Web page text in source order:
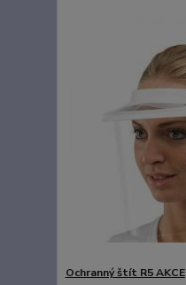
Ochranný štít R5 AKCE